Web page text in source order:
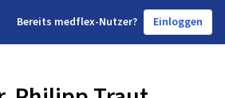
Bereits medflex-Nutzer? Einloggen